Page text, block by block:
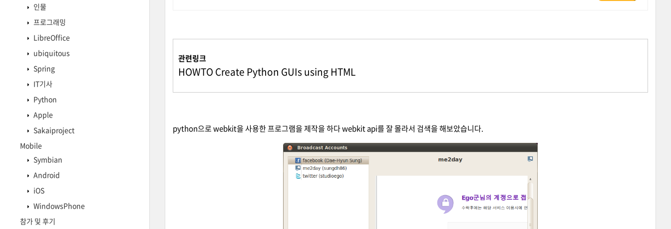
인물
프로그래밍
LibreOffice
ubiquitous
Spring
IT기사
Python
Apple
Sakaiproject
Mobile
Symbian
Android
iOS
WindowsPhone
참가 및 후기
관련링크
HOWTO Create Python GUIs using HTML
python으로 webkit을 사용한 프로그램을 제작을 하다 webkit api를 잘 몰라서 검색을 해보았습니다.